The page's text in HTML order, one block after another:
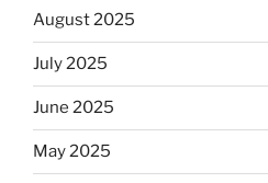
August 2025
July 2025
June 2025
May 2025